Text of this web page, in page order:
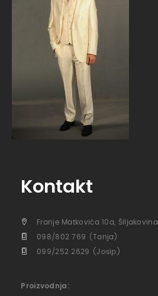
Kontakt
Franje Matkovića 10a, Šiljakovina
098/802 769 (Tanja)
099/252 2629 (Josip)
Proizvodnja: